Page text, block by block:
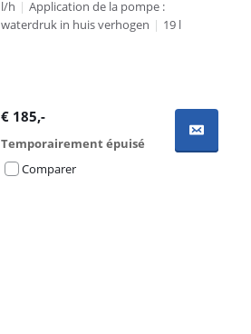
l/h | Application de la pompe :
waterdruk in huis verhogen | 19 l
€ 185,-
Temporairement épuisé
Comparer